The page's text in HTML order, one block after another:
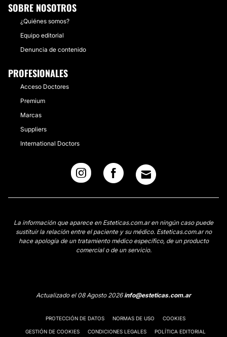
SOBRE NOSOTROS
¿Quiénes somos?
Equipo editorial
Denuncia de contenido
PROFESIONALES
Acceso Doctores
Premium
Marcas
Suppliers
International Doctors
La información que aparece en Esteticas.com.ar en ningún caso puede
sustituir la relación entre el paciente y su médico. Esteticas.com.ar no
hace apología de un tratamiento médico específico, de un producto
comercial o de un servicio.
Actualizado el 08 Agosto 2026info@esteticas.com.ar
PROTECCIÓN DE DATOS NORMAS DE USO COOKIES
GESTIÓN DE COOKIES CONDICIONES LEGALES POLÍTICA EDITORIAL